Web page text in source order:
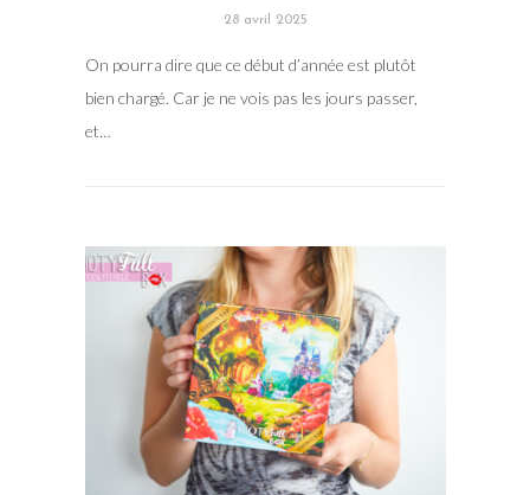
28 avril 2025
On pourra dire que ce début d’année est plutôt
bien chargé. Car je ne vois pas les jours passer,
et…